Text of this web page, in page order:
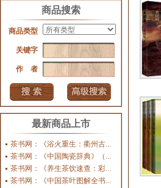
商品搜索
商品类型
关键字
作 者
最新商品上市
茶书网：《浴火重生：衢州古...
茶书网：《中国陶瓷辞典》（...
茶书网：《养生茶饮速查：彩...
茶书网：《中国茶叶图解全书...